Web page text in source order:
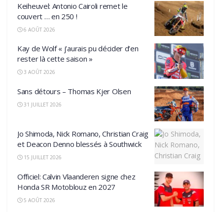
Keiheuvel: Antonio Cairoli remet le
couvert … en 250 !
6 AOÛT 2026
Kay de Wolf « j’aurais pu décider d’en
rester là cette saison »
3 AOÛT 2026
Sans détours – Thomas Kjer Olsen
31 JUILLET 2026
Jo Shimoda, Nick Romano, Christian Craig
et Deacon Denno blessés à Southwick
15 JUILLET 2026
Officiel: Calvin Vlaanderen signe chez
Honda SR Motoblouz en 2027
5 AOÛT 2026